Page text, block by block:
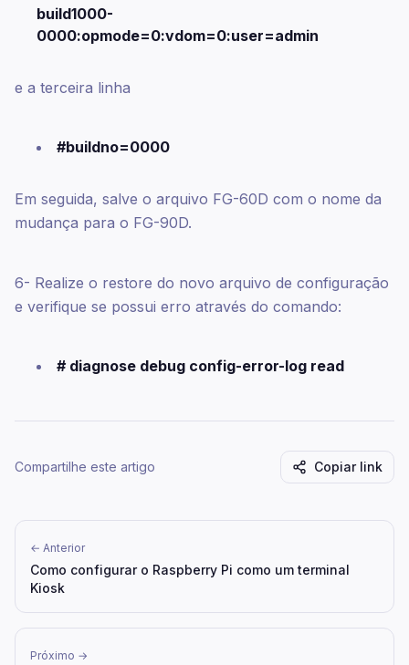
build1000-
0000:opmode=0:vdom=0:user=admin
e a terceira linha
#buildno=0000
Em seguida, salve o arquivo FG-60D com o nome da
mudança para o FG-90D.
6- Realize o restore do novo arquivo de configuração
e verifique se possui erro através do comando:
# diagnose debug config-error-log read
Compartilhe este artigo Copiar link
← Anterior
Como configurar o Raspberry Pi como um terminal
Kiosk
Próximo →